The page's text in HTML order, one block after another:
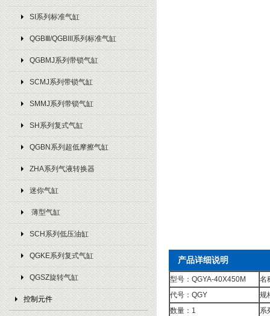
SI系列标准气缸
QGBⅢ/QGBIII系列标准气缸
QGBMJ系列带锁气缸
SCMJ系列带锁气缸
SMMJ系列带锁气缸
SH系列复式气缸
QGBN系列超低摩擦气缸
ZHA系列气液转换器
迷你气缸
薄型气缸
SCH系列低压油缸
QGKE系列复式气缸
QGSZ旋转气缸
控制元件
产品详细说明
型号：QGYA-40X450M
名
代号：QGY
规
数量：1
系